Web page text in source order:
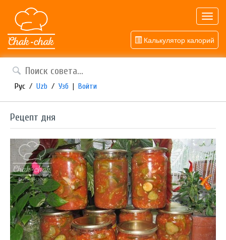
Калькулятор калорий
Рус / Uzb / Узб | Войти
Рецепт дня